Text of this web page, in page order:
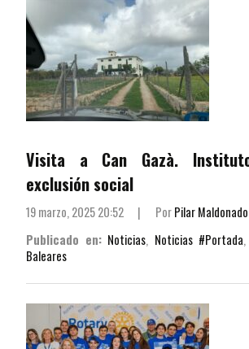
Visita a Can Gazà.
exclusión social
19 marzo, 2025 20:52 | PorPilar Maldonado
Publicado en: Noticias, Noticias #Portada,
Baleares